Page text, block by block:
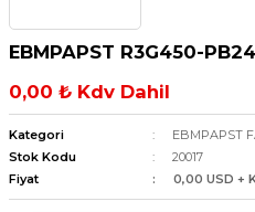
FANLAR
FANLAR
EBMPAPST R3G450-
0,00 ₺ Kdv Dahil
Kategori EBMPAPST
Stok Kodu
20017
Fiyat
0,00 USD +